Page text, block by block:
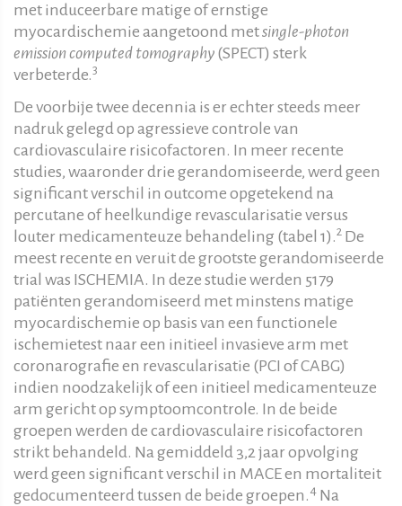
met induceerbare matige of ernstige
myocardischemie aangetoond metsingle-photon
emission computed tomography (SPECT) sterk
verbeterde.3
De voorbije twee decennia is er echter steeds meer
nadruk gelegd op agressieve controle van
cardiovasculaire risicofactoren. In meer recente
studies, waaronder drie gerandomiseerde, werd geen
significant verschil in outcome opgetekend na
percutane of heelkundige revascularisatie versus
louter medicamenteuze behandeling (tabel 1).2 De
meest recente en veruit de grootste gerandomiseerde
trial was ISCHEMIA. In deze studie werden 5179
patiënten gerandomiseerd met minstens matige
myocardischemie op basis van een functionele
ischemietest naar een initieel invasieve arm met
coronarografie en revascularisatie (PCI of CABG)
indien noodzakelijk of een initieel medicamenteuze
arm gericht op symptoomcontrole. In de beide
groepen werden de cardiovasculaire risicofactoren
strikt behandeld. Na gemiddeld 3,2 jaar opvolging
werd geen significant verschil in MACE en mortaliteit
gedocumenteerd tussen de beide groepen. 4 Na